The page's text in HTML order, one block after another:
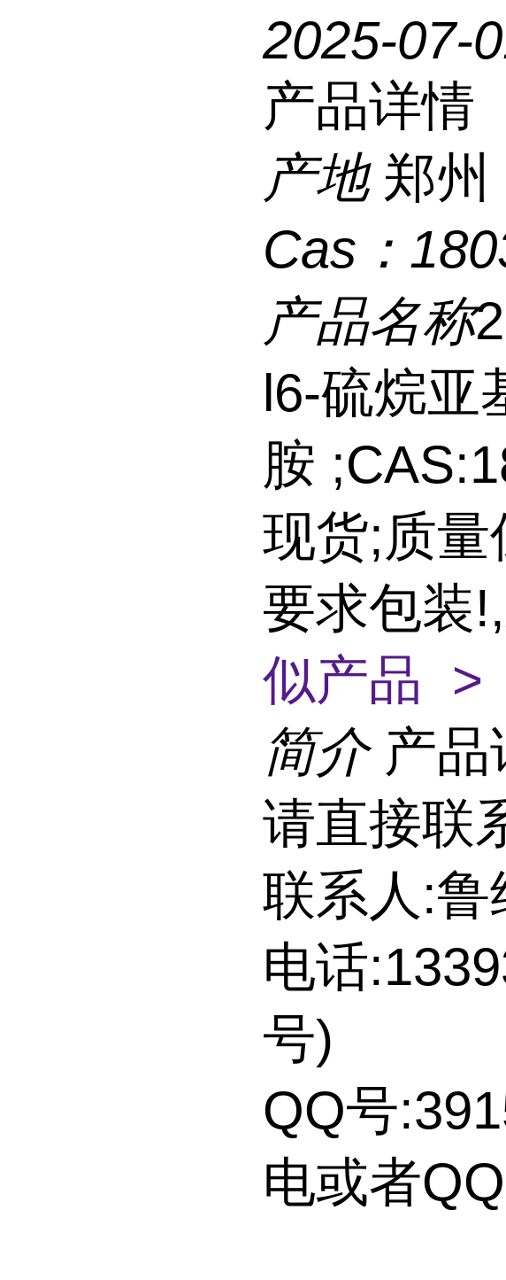
2025-07-
产品详情
产地 郑州
Cas：
产品名称
l6-硫烷亚
胺
现货;质量
要求包装
似产品 >
简介 产
请直接联
联系人:鲁
电话
号)
QQ号
电或者